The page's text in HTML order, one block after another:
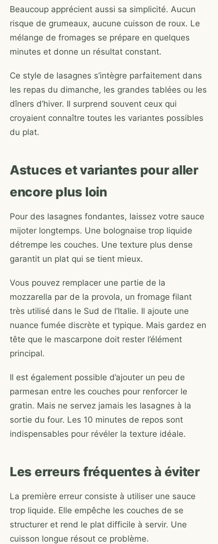
Beaucoup apprécient aussi sa simplicité. Aucun
risque de grumeaux, aucune cuisson de roux. Le
mélange de fromages se prépare en quelques
minutes et donne un résultat constant.
Ce style de lasagnes s’intègre parfaitement dans
les repas du dimanche, les grandes tablées ou les
dîners d’hiver. Il surprend souvent ceux qui
croyaient connaître toutes les variantes possibles
du plat.
Astuces et variantes pour aller
encore plus loin
Pour des lasagnes fondantes, laissez votre sauce
mijoter longtemps. Une bolognaise trop liquide
détrempe les couches. Une texture plus dense
garantit un plat qui se tient mieux.
Vous pouvez remplacer une partie de la
mozzarella par de la provola, un fromage filant
très utilisé dans le Sud de l’Italie. Il ajoute une
nuance fumée discrète et typique. Mais gardez en
tête que le mascarpone doit rester l’élément
principal.
Il est également possible d’ajouter un peu de
parmesan entre les couches pour renforcer le
gratin. Mais ne servez jamais les lasagnes à la
sortie du four. Les 10 minutes de repos sont
indispensables pour révéler la texture idéale.
Les erreurs fréquentes à éviter
La première erreur consiste à utiliser une sauce
trop liquide. Elle empêche les couches de se
structurer et rend le plat difficile à servir. Une
cuisson longue résout ce problème.